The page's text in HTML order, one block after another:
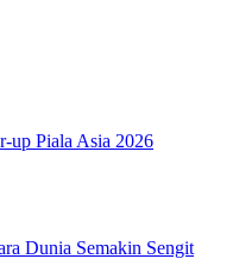
up Piala Asia 2026
Dunia Semakin Sengit